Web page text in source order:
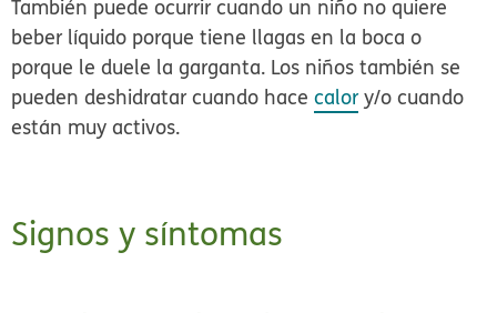
También puede ocurrir cuando un niño no quiere
beber líquido porque tiene llagas en la boca o
porque le duele la garganta. Los niños también se
pueden deshidratar cuando hacecalory/o cuando
están muy activos.
Signos y síntomas